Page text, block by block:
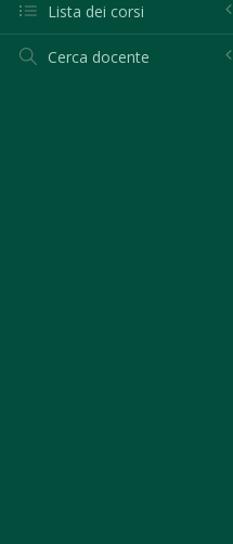
Lista dei corsi
Cerca docente